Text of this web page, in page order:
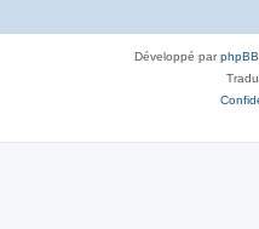
Développé parphpBB